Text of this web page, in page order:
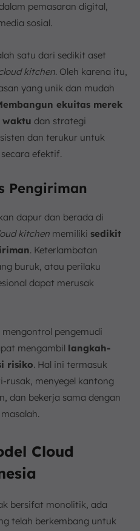
pemasaran digital,
sosial.
satu dari sedikit aset
kitchen. Oleh karena itu,
yang unik dan mudah
ekuitas merek
waktu dan strategi
dan terukur untuk
efektif.
Pengiriman
dapur dan berada di
kitchen memiliki sedikit
. Keterlambatan
buruk, atau perilaku
dapat merusak
pengemudi
mengambil langkah-
risiko. Hal ini termasuk
rusak, menyegel kantong
dan bekerja sama dengan
Cloud
bersifat monolitik, ada
telah berkembang untuk